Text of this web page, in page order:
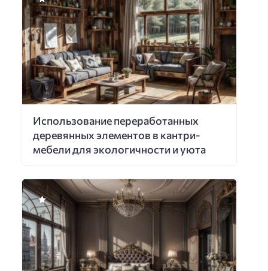
Использование переработанных
деревянных элементов в кантри-
мебели для экологичности и уюта